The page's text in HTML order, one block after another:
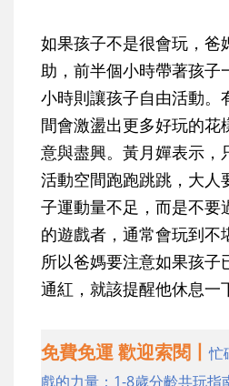
如果孩子不是很會玩，爸
助，前半個小時帶著孩子
小時則讓孩子自由活動。
間會激盪出更多好玩的花
意與盡興。黃月嬋表示，
活動空間跑跑跳跳，大人
子運動量不足，而是不要
的遊戲者，通常會玩到不
所以爸媽要注意如果孩子
通紅，就該提醒他休息一
免費免運 歡迎索閱丨忙
戲的力量：1-8歲分齡共玩指